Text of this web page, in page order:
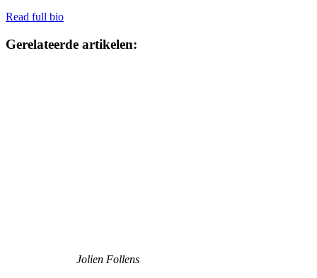
Read full bio
Gerelateerde artikelen:
Jolien Follens